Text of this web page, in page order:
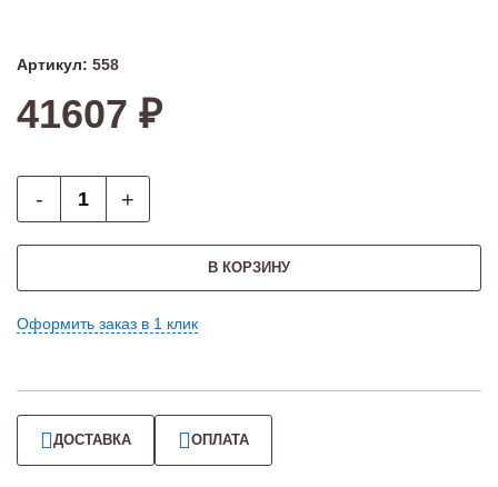
Артикул: 558
41607 ₽
- +
В КОРЗИНУ
Оформить заказ в 1 клик
ДОСТАВКА ОПЛАТА